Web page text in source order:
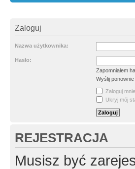
Zaloguj
Nazwa użytkownika:
Hasło:
Zapomniałem
Wyślij
Zaloguj
Ukryj mój
REJESTRACJA
Musisz być